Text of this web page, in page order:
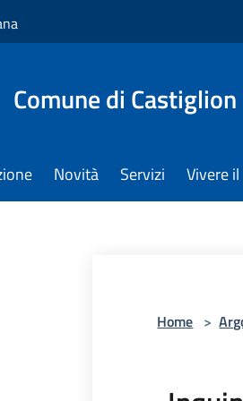
Comune di
Novità Servizi Vivere
Home >